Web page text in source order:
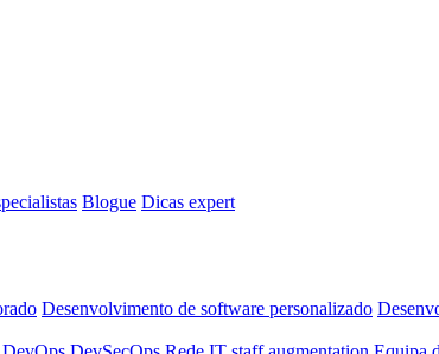
Blogue Dicas expert
Desenvolvimento de software personalizado